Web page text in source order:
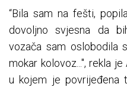
“Bila sam na fešti,
dovoljno svjesna da
vozača sam oslobodila
mokar kolovoz...", rekla
u kojem je povrijeđena